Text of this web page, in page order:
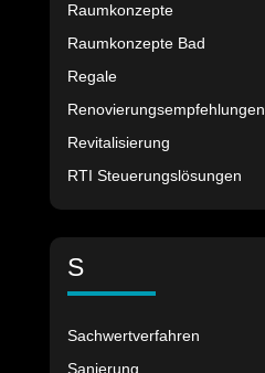
Raumkonzepte
Raumkonzepte Bad
Regale
Renovierungsempfehlungen
Revitalisierung
RTI Steuerungslösungen
S
Sachwertverfahren
Sanierung